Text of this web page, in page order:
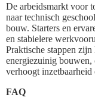
De arbeidsmarkt voor
naar technisch
bouw. Starters en
en stabielere
Praktische stappen
energiezuinig
verhoogt
FAQ